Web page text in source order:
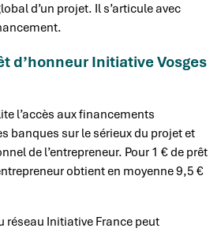
d’un projet. Il s’articule avec
d’honneur Initiative Vosges
l’accès aux financements
banques sur le sérieux du projet et
de l’entrepreneur. Pour 1 € de prêt
obtient en moyenne 9,5 €
réseau Initiative France peut